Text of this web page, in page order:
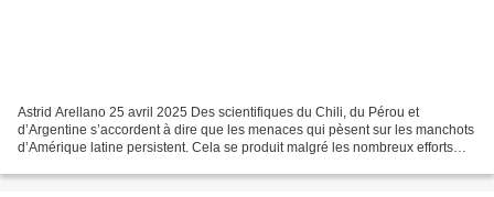
Astrid Arellano 25 avril 2025 Des scientifiques du Chili, du Pérou et
d’Argentine s’accordent à dire que les menaces qui pèsent sur les manchots
d’Amérique latine persistent. Cela se produit malgré les nombreux efforts